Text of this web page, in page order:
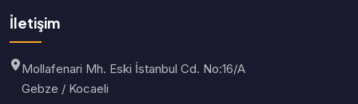
İletişim
Mollafenari Mh. Eski İstanbul Cd. No:16/A
Gebze / Kocaeli